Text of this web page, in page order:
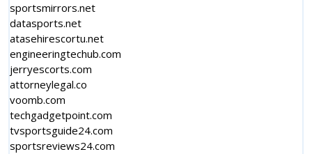
sportsmirrors.net
datasports.net
atasehirescortu.net
engineeringtechub.com
jerryescorts.com
attorneylegal.co
voomb.com
techgadgetpoint.com
tvsportsguide24.com
sportsreviews24.com